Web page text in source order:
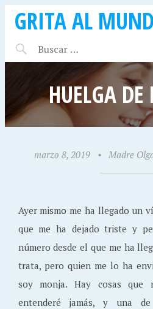
GRITA AL
HUELGA DE
marzo 8, 2019 • Madre
Ayer mismo me ha llegado un
que me ha dejado triste y
número desde el que me ha
trata, pero quien me lo ha
soy monja. Hay cosas
entenderé jamás, y una